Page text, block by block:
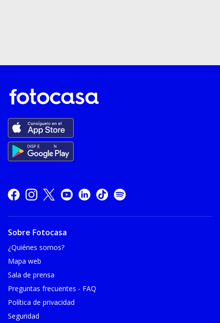
Sobre Fotocasa
¿Quiénes somos?
Mapa web
Sala de prensa
Preguntas frecuentes - FAQ
Política de privacidad
Seguridad